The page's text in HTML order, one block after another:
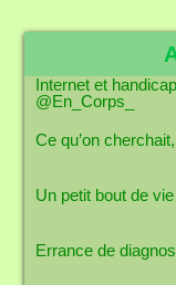
Internet et
@En_Corps_
Ce qu’on
Un petit bout de
Errance de